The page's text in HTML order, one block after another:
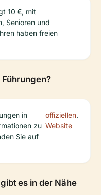
10 €, mit
Senioren und
haben freien
in
zu
Sie auf
offiziellen
Website
.
es in der Nähe